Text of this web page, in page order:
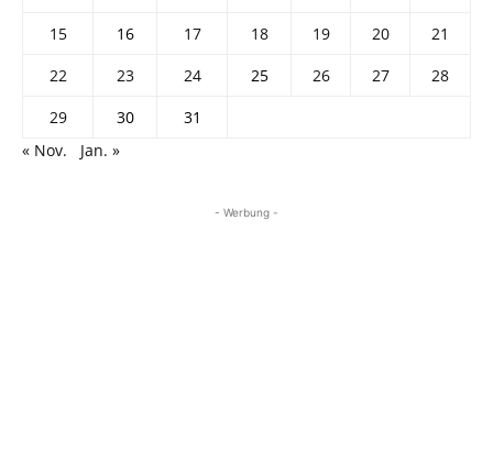
15
16 17 18 19 20
21
22
23 24 25 26 27
28
29
30
31
« Nov.
Jan. »
- Werbung -